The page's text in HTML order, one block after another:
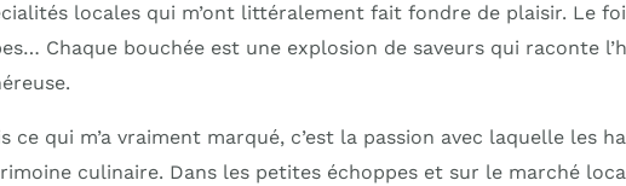
locales qui m’ont littéralement fait fondre de plaisir. Le
Chaque bouchée est une explosion de saveurs qui raconte
ce qui m’a vraiment marqué, c’est la passion avec laquelle les
culinaire. Dans les petites échoppes et sur le marché